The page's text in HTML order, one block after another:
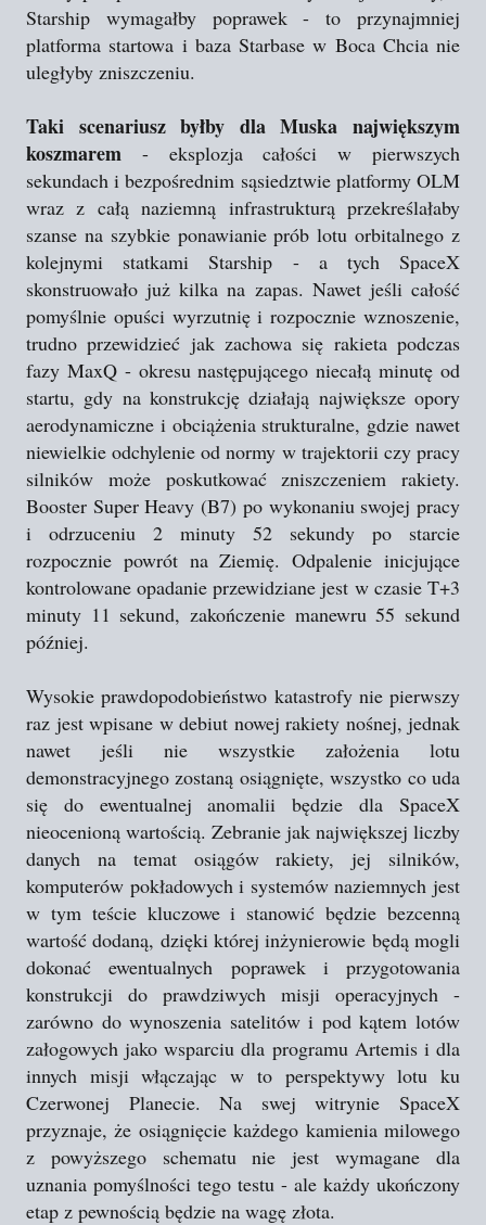
Starship wymagałby poprawek - to przynajmniej
platforma startowa i baza Starbase w Boca Chcia nie
uległyby zniszczeniu.
Taki scenariusz byłby dla Muska największym
koszmarem - eksplozja całości w pierwszych
sekundach i bezpośrednim sąsiedztwie platformy OLM
wraz z całą naziemną infrastrukturą przekreślałaby
szanse na szybkie ponawianie prób lotu orbitalnego z
kolejnymi statkami Starship - a tych SpaceX
skonstruowało już kilka na zapas. Nawet jeśli całość
pomyślnie opuści wyrzutnię i rozpocznie wznoszenie,
trudno przewidzieć jak zachowa się rakieta podczas
fazy MaxQ - okresu następującego niecałą minutę od
startu, gdy na konstrukcję działają największe opory
aerodynamiczne i obciążenia strukturalne, gdzie nawet
niewielkie odchylenie od normy w trajektorii czy pracy
silników może poskutkować zniszczeniem rakiety.
Booster Super Heavy (B7) po wykonaniu swojej pracy
i odrzuceniu 2 minuty 52 sekundy po starcie
rozpocznie powrót na Ziemię. Odpalenie inicjujące
kontrolowane opadanie przewidziane jest w czasie T+3
minuty 11 sekund, zakończenie manewru 55 sekund
później.
Wysokie prawdopodobieństwo katastrofy nie pierwszy
raz jest wpisane w debiut nowej rakiety nośnej, jednak
nawet jeśli nie wszystkie założenia lotu
demonstracyjnego zostaną osiągnięte, wszystko co uda
się do ewentualnej anomalii będzie dla SpaceX
nieocenioną wartością. Zebranie jak największej liczby
danych na temat osiągów rakiety, jej silników,
komputerów pokładowych i systemów naziemnych jest
w tym teście kluczowe i stanowić będzie bezcenną
wartość dodaną, dzięki której inżynierowie będą mogli
dokonać ewentualnych poprawek i przygotowania
konstrukcji do prawdziwych misji operacyjnych -
zarówno do wynoszenia satelitów i pod kątem lotów
załogowych jako wsparciu dla programu Artemis i dla
innych misji włączając w to perspektywy lotu ku
Czerwonej Planecie. Na swej witrynie SpaceX
przyznaje, że osiągnięcie każdego kamienia milowego
z powyższego schematu nie jest wymagane dla
uznania pomyślności tego testu - ale każdy ukończony
etap z pewnością będzie na wagę złota.